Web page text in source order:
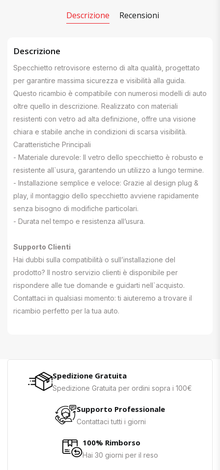
Descrizione Recensioni
Descrizione
Specchietto retrovisore esterno di alta qualità, progettato
per garantire massima sicurezza e visibilità alla guida.
Questo ricambio è compatibile con numerosi modelli di auto
oltre quello in descrizione. Realizzato con materiali
resistenti con vetro ad alta definizione, offre una visione
chiara e stabile anche in condizioni di scarsa visibilità.
Caratteristiche Principali
- Materiale durevole: Il vetro dello specchietto è robusto e
resistente all`usura, garantendo un utilizzo a lungo termine.
- Installazione semplice e veloce: Grazie al design plug &
play, il montaggio dello specchietto avviene rapidamente
senza bisogno di modifiche particolari.
- Durata nel tempo e resistenza all’usura.
Supporto Clienti
Hai dubbi sulla compatibilità o sull’installazione del
prodotto? Il nostro servizio clienti è disponibile per
rispondere alle tue domande e guidarti nell`acquisto.
Contattaci in qualsiasi momento: ti aiuteremo a trovare il
ricambio perfetto per la tua auto.
Spedizione Gratuita
Spedizione Gratuita per ordini sopra i 100€
Supporto Professionale
Contattaci tutti i giorni
100% Rimborso
Hai 30 giorni per il reso